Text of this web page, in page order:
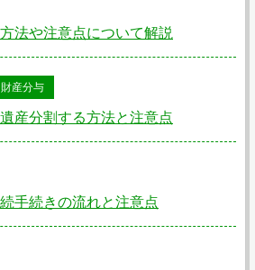
法や注意点について解説
産分与
産分割する方法と注意点
手続きの流れと注意点